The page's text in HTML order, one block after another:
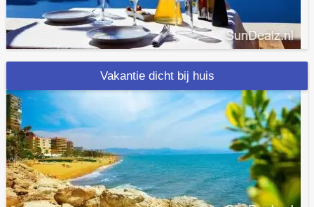
Vakantie dicht bij huis